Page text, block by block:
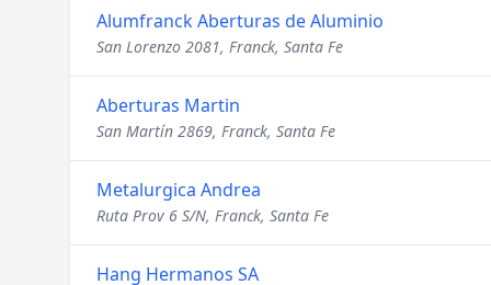
Alumfranck Aberturas de Aluminio
San Lorenzo 2081, Franck, Santa Fe
Aberturas Martin
San Martín 2869, Franck, Santa Fe
Metalurgica Andrea
Ruta Prov 6 S/N, Franck, Santa Fe
Hang Hermanos SA